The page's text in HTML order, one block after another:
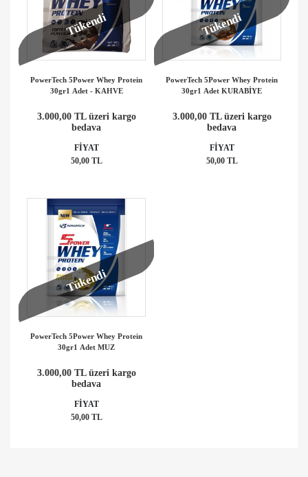
Tükendi
PowerTech 5Power Whey Protein
30gr1 Adet - KAHVE
3.000,00 TL üzeri kargo
bedava
FİYAT
50,00 TL
Tükendi
PowerTech 5Power Whey Protein
30gr1 Adet KURABİYE
3.000,00 TL üzeri kargo
bedava
FİYAT
50,00 TL
Tükendi
PowerTech 5Power Whey Protein
30gr1 Adet MUZ
3.000,00 TL üzeri kargo
bedava
FİYAT
50,00 TL